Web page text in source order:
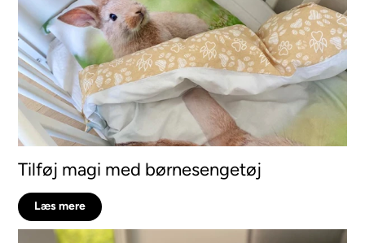
Tilføj magi med børnesengetøj
Læs mere